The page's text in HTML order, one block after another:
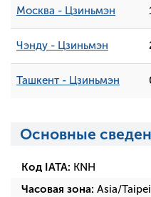
Москва - Цзиньмэн
Чэнду - Цзиньмэн
Ташкент - Цзиньмэн
Основные
Код IATA: KNH
Часовая зона: Asia/Taipei